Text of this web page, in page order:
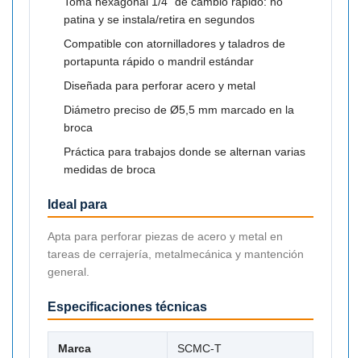
patina y se instala/retira en segundos
Compatible con atornilladores y taladros de
portapunta rápido o mandril estándar
Diseñada para perforar acero y metal
Diámetro preciso de Ø5,5 mm marcado en la
broca
Práctica para trabajos donde se alternan varias
medidas de broca
Ideal para
Apta para perforar piezas de acero y metal en
tareas de cerrajería, metalmecánica y mantención
general.
Especificaciones técnicas
Marca SCMC-T